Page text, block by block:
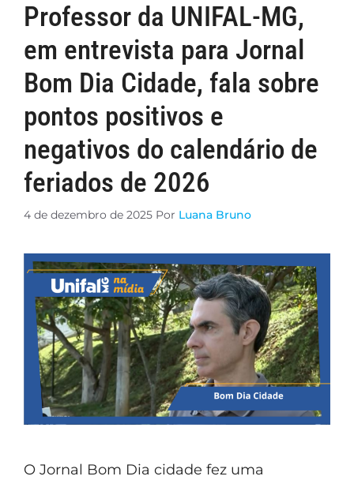
Professor da UNIFAL-MG,
em entrevista para Jornal
Bom Dia Cidade, fala sobre
pontos positivos e
negativos do calendário de
feriados de 2026
4 de dezembro de 2025 Por Luana Bruno
O Jornal Bom Dia cidade fez uma